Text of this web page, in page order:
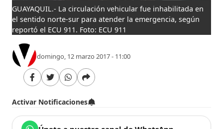
GUAYAQUIL.- La circulación vehicular fue inhabilitada en
el sentido norte-sur para atender la emergencia, según
reportó el ECU 911. Foto: ECU 911
domingo, 12 marzo 2017 - 11:00
Activar Notificaciones